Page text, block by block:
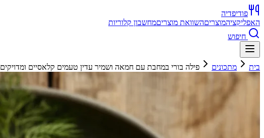
פודיפדיה
האפליקציהמוצריםהשוואת מוצריםמחשבון קלוריות
חיפוש
בית מתכונים פילה בורי במחבת עם חמאה ושמיר עדין טעמים קלאסיים ומדויקים